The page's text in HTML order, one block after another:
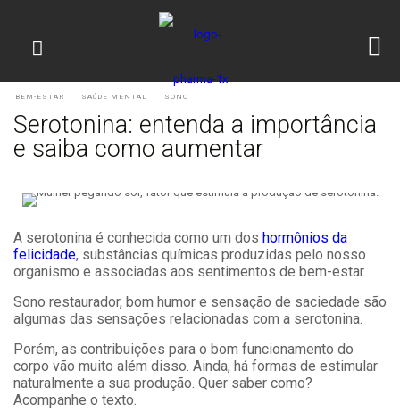
BEM-ESTAR SAÚDE MENTAL SONO
Serotonina: entenda a importância
e saiba como aumentar
A serotonina é conhecida como um dos hormônios da
felicidade, substâncias químicas produzidas pelo nosso
organismo e associadas aos sentimentos de bem-estar.
Sono restaurador, bom humor e sensação de saciedade são
algumas das sensações relacionadas com a serotonina.
Porém, as contribuições para o bom funcionamento do
corpo vão muito além disso. Ainda, há formas de estimular
naturalmente a sua produção. Quer saber como?
Acompanhe o texto.